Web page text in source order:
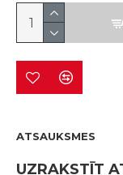
ATSAUKSMES
UZRAKSTĪT